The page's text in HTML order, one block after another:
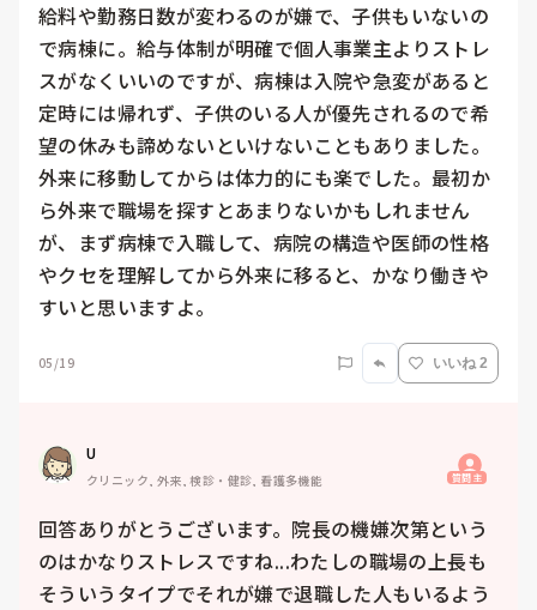
給料や勤務日数が変わるのが嫌で、子供もいないの
で病棟に。給与体制が明確で個人事業主よりストレ
スがなくいいのですが、病棟は入院や急変があると
定時には帰れず、子供のいる人が優先されるので希
望の休みも諦めないといけないこともありました。
外来に移動してからは体力的にも楽でした。最初か
ら外来で職場を探すとあまりないかもしれません
が、まず病棟で入職して、病院の構造や医師の性格
やクセを理解してから外来に移ると、かなり働きや
05/19 いいね 2
U
クリニック, 外来, 検診・健診, 看護多機能 質問主
回答ありがとうございます。院長の機嫌次第という
のはかなりストレスですね...わたしの職場の上長も
そういうタイプでそれが嫌で退職した人もいるよう